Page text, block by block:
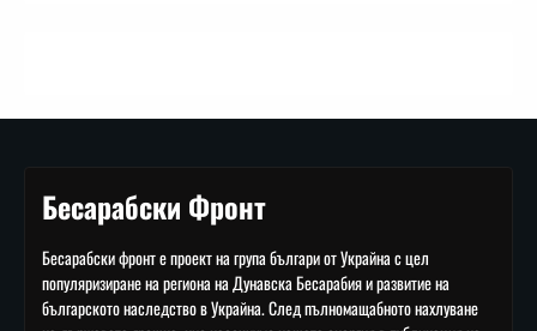
Бесарабски Фронт
Бесарабски фронт е проект на група българи от Украйна с цел
популяризиране на региона на Дунавска Бесарабия и развитие на
българското наследство в Украйна. След пълномащабното нахлуване